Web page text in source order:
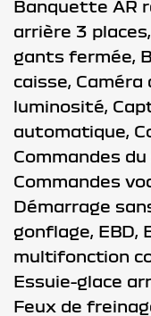
Banquette AR
arrière 3 places,
gants fermée,
caisse, Caméra
luminosité,
automatique,
Commandes
Commandes
Démarrage
gonflage, EBD,
multifonction
Essuie-glace
Feux de